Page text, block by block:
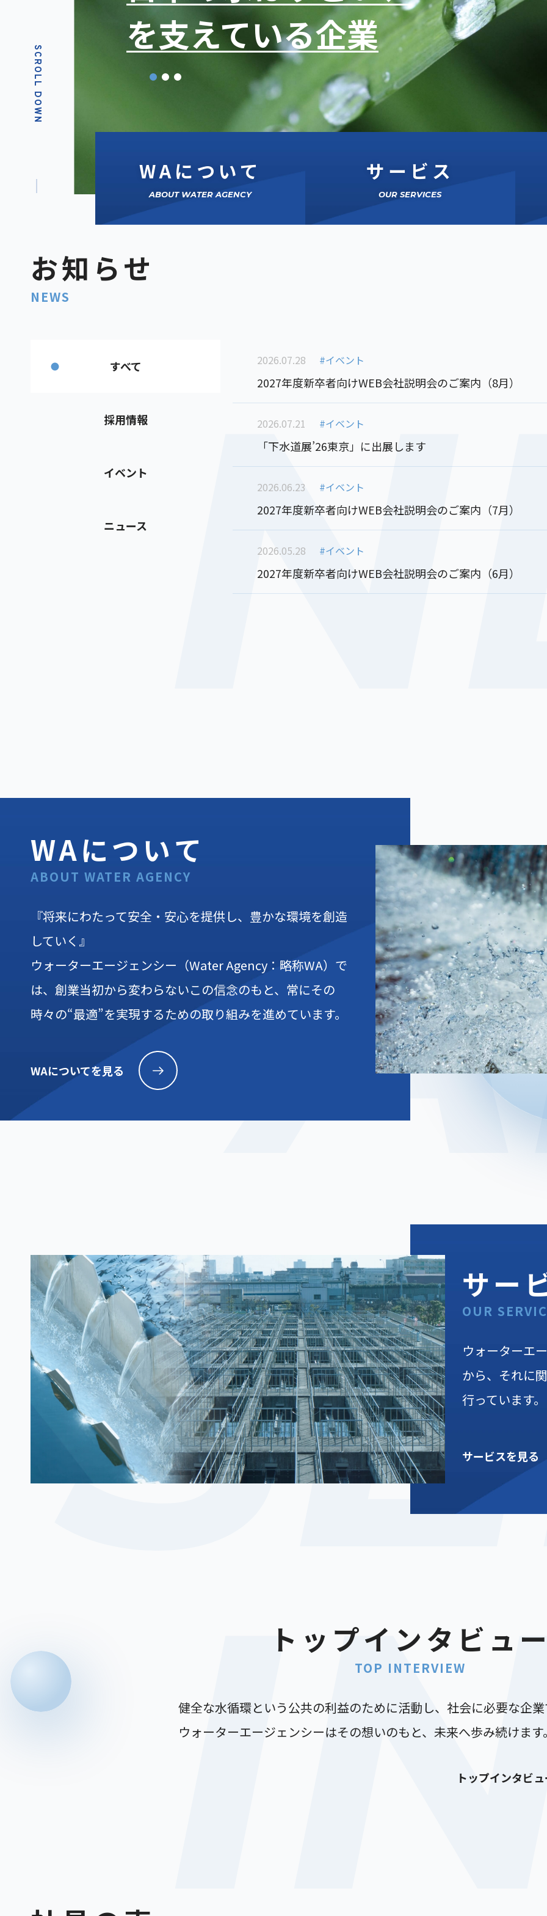
SCROLL DOWN
を支えている企業
WAについて
ABOUT WATER AGENCY
サービス
OUR SERVICES
お知らせ
NEWS
すべて
採用情報
イベント
ニュース
2026.07.28 #イベント
2027年度新卒者向けWEB会社説明会のご案内（8月）
2026.07.21 #イベント
「下水道展’26東京」に出展します
2026.06.23 #イベント
2027年度新卒者向けWEB会社説明会のご案内（7月）
2026.05.28 #イベント
2027年度新卒者向けWEB会社説明会のご案内（6月）
WAについて
ABOUT WATER AGENCY
『将来にわたって安全・安心を提供し、豊かな環境を創造
していく』
ウォーターエージェンシー（Water Agency：略称WA）で
は、創業当初から変わらないこの信念のもと、常にその
時々の“最適”を実現するための取り組みを進めています。
WAについてを見る
サー
OUR
ウォーターエ
から、それに
行っています
サービスを見る
トップインタビュ
TOP INTERVIEW
健全な水循環という公共の利益のために活動し、社会に必要な企
ウォーターエージェンシーはその想いのもと、未来へ歩み続けます
トップインタビ